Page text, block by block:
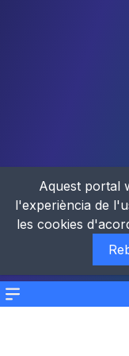
Menu
Aquest portal
l'experiència de
les cookies